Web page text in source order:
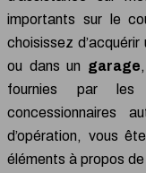
importants sur le
choisissez
ou dans un garage
fournies par les
concessionnaires
d’opération, vous
éléments à propos de